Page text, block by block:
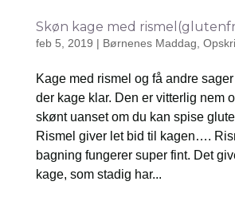
Skøn kage med
feb 5, 2019 | Børnenes Maddag
Kage med rismel og få andre
der kage klar. Den er vitterlig nem
skønt uanset om du kan spise
Rismel giver let bid til kagen….
bagning fungerer super fint. Det
kage, som stadig har...